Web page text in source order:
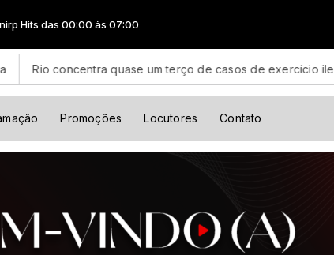
às 07:00
quase um terço de casos de exercício ilegal da medicina
Promoções Locutores Contato